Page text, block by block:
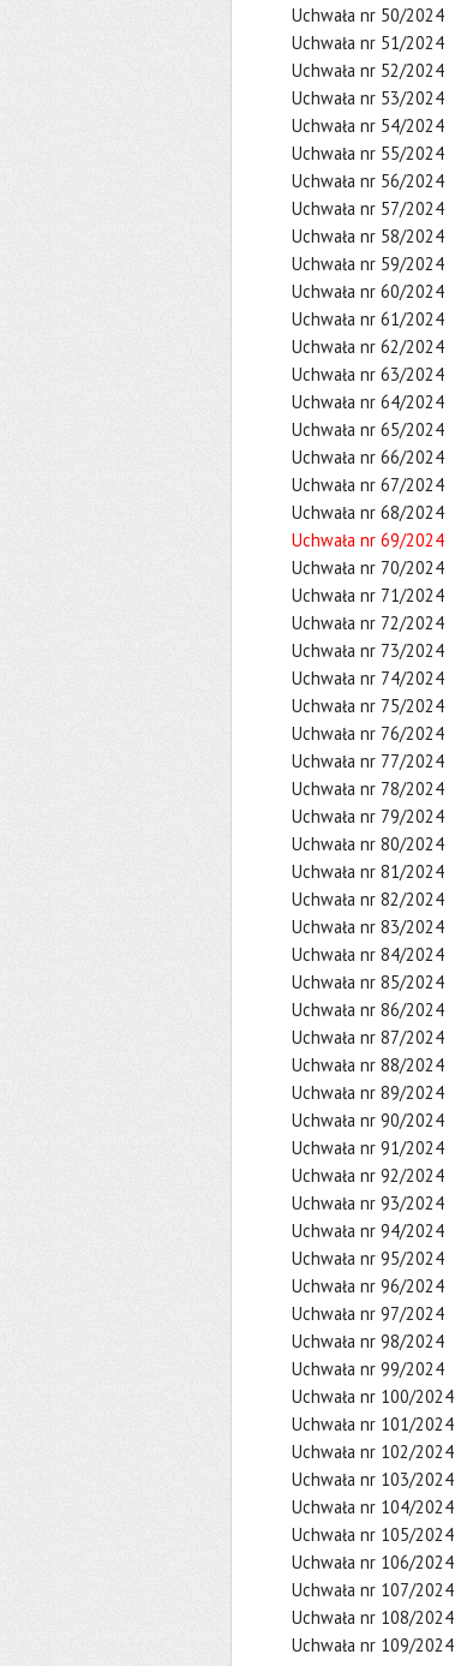
Uchwała nr 50/2024
Uchwała nr 51/2024
Uchwała nr 52/2024
Uchwała nr 53/2024
Uchwała nr 54/2024
Uchwała nr 55/2024
Uchwała nr 56/2024
Uchwała nr 57/2024
Uchwała nr 58/2024
Uchwała nr 59/2024
Uchwała nr 60/2024
Uchwała nr 61/2024
Uchwała nr 62/2024
Uchwała nr 63/2024
Uchwała nr 64/2024
Uchwała nr 65/2024
Uchwała nr 66/2024
Uchwała nr 67/2024
Uchwała nr 68/2024
Uchwała nr 69/2024
Uchwała nr 70/2024
Uchwała nr 71/2024
Uchwała nr 72/2024
Uchwała nr 73/2024
Uchwała nr 74/2024
Uchwała nr 75/2024
Uchwała nr 76/2024
Uchwała nr 77/2024
Uchwała nr 78/2024
Uchwała nr 79/2024
Uchwała nr 80/2024
Uchwała nr 81/2024
Uchwała nr 82/2024
Uchwała nr 83/2024
Uchwała nr 84/2024
Uchwała nr 85/2024
Uchwała nr 86/2024
Uchwała nr 87/2024
Uchwała nr 88/2024
Uchwała nr 89/2024
Uchwała nr 90/2024
Uchwała nr 91/2024
Uchwała nr 92/2024
Uchwała nr 93/2024
Uchwała nr 94/2024
Uchwała nr 95/2024
Uchwała nr 96/2024
Uchwała nr 97/2024
Uchwała nr 98/2024
Uchwała nr 99/2024
Uchwała nr 100/2024
Uchwała nr 101/2024
Uchwała nr 102/2024
Uchwała nr 103/2024
Uchwała nr 104/2024
Uchwała nr 105/2024
Uchwała nr 106/2024
Uchwała nr 107/2024
Uchwała nr 108/2024
Uchwała nr 109/2024